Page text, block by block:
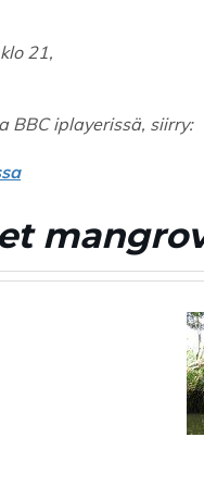
21,
BBC iplayerissä, siirry: